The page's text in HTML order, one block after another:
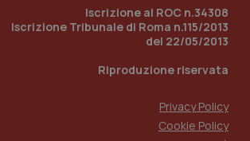
Iscrizione al ROC n.34308
Iscrizione Tribunale di Roma n.115/2013
del 22/05/2013
Riproduzione riservata
Privacy Policy
Cookie Policy